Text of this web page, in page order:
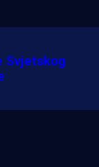
Svjetskog